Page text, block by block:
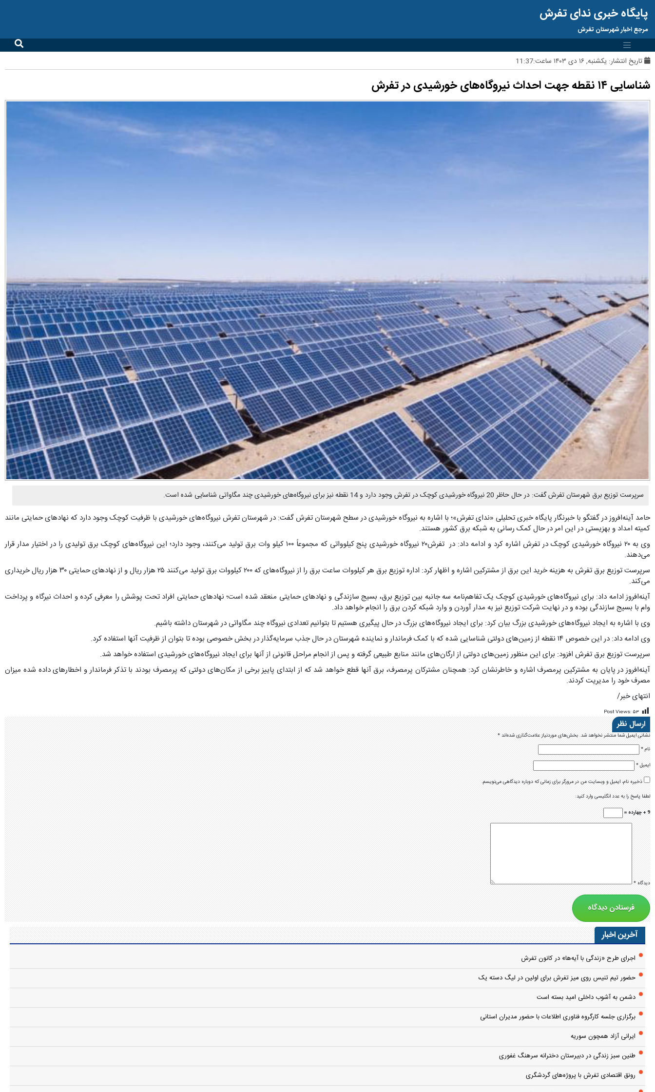
پایگاه خبری ندای تفرش
مرجع اخبار شهرستان تفرش
تاریخ انتشار: یکشنبه, ۱۶ دی ۱۴۰۳ ساعت:11:37
شناسایی ۱۴ نقطه جهت احداث نیروگاه‌های خورشیدی در تفرش
سرپرست توزیع برق شهرستان تفرش گفت: در حال حاظر 20 نیروگاه خورشیدی کوچک در تفرش وجود دارد و 14 نقطه نیز برای نیروگاه‌های خورشیدی چند مگاواتی شناسایی شده است.
حامد آینه‌افروز در گفتگو با خبرنگار پایگاه خبری تحلیلی «ندای تفرش»؛ با اشاره به نیروگاه خورشیدی در سطح شهرستان تفرش گفت: در شهرستان تفرش نیروگاه‌های خورشیدی با ظرفیت کوچک وجود دارد که نهادهای حمایتی مانند
کمیته امداد و بهزیستی در این امر در حال کمک رسانی به شبکه برق کشور هستند.
وی به ۲۰ نیروگاه خورشیدی کوچک در تفرش اشاره کرد و ادامه داد: در تفرش۲۰ نیروگاه خورشیدی پنج کیلوواتی که مجموعاً ۱۰۰ کیلو وات برق تولید می‌کنند، وجود دارد؛ این نیروگاه‌های کوچک برق تولیدی را در اختیار مدار قرار
می‌دهند.
سرپرست توزیع برق تفرش به هزینه خرید این برق از مشترکین اشاره و اظهار کرد: اداره توزیع برق هر کیلووات ساعت برق را از نیروگاه‌های که ۲۰۰ کیلووات برق تولید می‌کنند ۲۵ هزار ریال و از نهادهای حمایتی ۳۰ هزار ریال خریداری
می‌کند.
آینه‌افروز ادامه داد: برای نیروگاه‌های خورشیدی کوچک یک تفاهم‌نامه سه جانبه بین توزیع برق، بسیج سازندگی و نهادهای حمایتی منعقد شده است؛ نهادهای حمایتی افراد تحت پوشش را معرفی کرده و احداث نیرگاه و پرداخت
وام با بسیج سازندگی بوده و در نهایت شرکت توزیع نیز به مدار آوردن و وارد شبکه کردن برق را انجام خواهد داد.
وی با اشاره به ایجاد نیروگاه‌های خورشیدی بزرگ بیان کرد: برای ایجاد نیروگاه‌های بزرگ در حال پیگیری هستیم تا بتوانیم تعدادی نیروگاه چند مگاواتی در شهرستان داشته باشیم.
وی ادامه داد: در این خصوص ۱۴ نقطه از زمین‌های دولتی شناسایی شده که با کمک فرماندار و نماینده شهرستان در حال جذب سرمایه‌گذار در بخش خصوصی بوده تا بتوان از ظرفیت آنها استفاده کرد.
سرپرست توزیع برق تفرش افزود: برای این منظور زمین‌های دولتی از ارگان‌های مانند منابع طبیعی گرفته و پس از انجام مراحل قانونی از آنها برای ایجاد نیروگاه‌های خورشیدی استفاده خواهد شد.
آینه‌افروز در پایان به مشترکین پرمصرف اشاره و خاطرنشان کرد: همچنان مشترکان پرمصرف، برق آنها قطع خواهد شد که از ابتدای پاییز برخی از مکان‌های دولتی که پرمصرف بودند با تذکر فرماندار و اخطارهای داده شده میزان
مصرف خود را مدیریت کردند.
انتهای خبر/
Post Views: ۵۳
ارسال نظر
نشانی ایمیل شما منتشر نخواهد شد.بخش‌های موردنیاز علامت‌گذاری شده‌اند*
نام*
ایمیل*
ذخیره نام، ایمیل و وبسایت من در مرورگر برای زمانی که دوباره دیدگاهی می‌نویسم.
لطفا پاسخ را به عدد انگلیسی وارد کنید:
9 + چهارده =
دیدگاه*
آخرین اخبار
اجرای طرح «زندگی با آیه‌ها» در کانون تفرش
حضور تیم تنیس روی میز تفرش برای اولین در لیگ دسته یک
دشمن به آشوب داخلی امید بسته است
برگزاری جلسه کارگروه فناوری اطلاعات با حضور مدیران استانی
ایرانی آزاد همچون سوریه
طنین سبز زندگی در دبیرستان دخترانه سرهنگ غفوری
رونق اقتصادی تفرش با پروژه‌های گردشگری